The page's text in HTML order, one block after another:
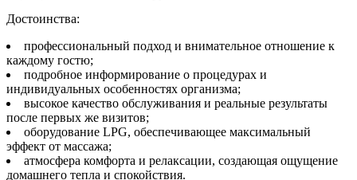
Достоинства:
профессиональный подход и внимательное отношение к
каждому гостю;
подробное информирование о процедурах и
индивидуальных особенностях организма;
высокое качество обслуживания и реальные результаты
после первых же визитов;
оборудование LPG, обеспечивающее максимальный
эффект от массажа;
атмосфера комфорта и релаксации, создающая ощущение
домашнего тепла и спокойствия.